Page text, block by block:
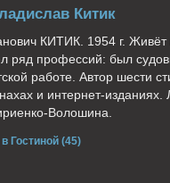
Китик
КИТИК. 1954 г.
ряд профессий: был
работе. Автор шести
и интернет-
Волошина.
Гостиной (45)